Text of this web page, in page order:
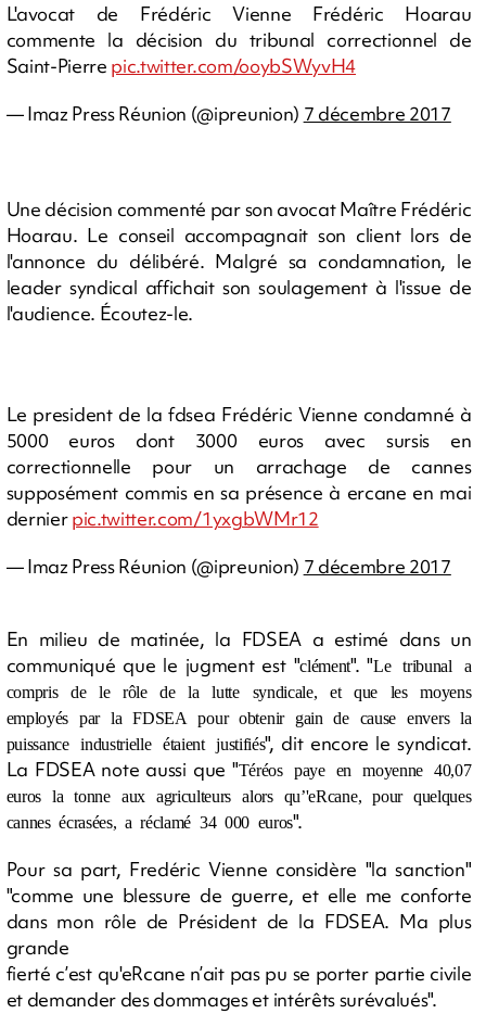
L'avocat de Frédéric Vienne Frédéric Hoarau
commente la décision du tribunal correctionnel de
Saint-Pierre pic.twitter.com/ooybSWyvH4
— Imaz Press Réunion (@ipreunion) 7 décembre 2017
Une décision commenté par son avocat Maître Frédéric
Hoarau. Le conseil accompagnait son client lors de
l'annonce du délibéré. Malgré sa condamnation, le
leader syndical affichait son soulagement à l'issue de
l'audience. Écoutez-le.
Le president de la fdsea Frédéric Vienne condamné à
5000 euros dont 3000 euros avec sursis en
correctionnelle pour un arrachage de cannes
supposément commis en sa présence à ercane en mai
dernierpic.twitter.com/1yxgbWMr12
— Imaz Press Réunion (@ipreunion) 7 décembre 2017
En milieu de matinée, la FDSEA a estimé dans un
communiqué que le jugment est "clément". "Le tribunal a
compris de le rôle de la lutte syndicale, et que les moyens
employés par la FDSEA pour obtenir gain de cause envers la
puissance industrielle étaient justifiés", dit encore le syndicat.
La FDSEA note aussi que "Téréos paye en moyenne 40,07
euros la tonne aux agriculteurs alors qu’'eRcane, pour quelques
cannes écrasées, a réclamé 34 000 euros".
Pour sa part, Fredéric Vienne considère "la sanction"
"comme une blessure de guerre, et elle me conforte
dans mon rôle de Président de la FDSEA. Ma plus
grande
fierté c’est qu'eRcane n’ait pas pu se porter partie civile
et demander des dommages et intérêts surévalués".